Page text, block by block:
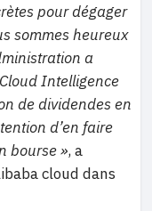
pour dégager
sommes heureux
a
Intelligence
de dividendes en
d’en faire
bourse », a
cloud dans